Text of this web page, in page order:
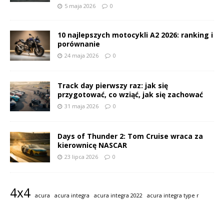
5 maja 2026 0
10 najlepszych motocykli A2 2026: ranking i
porównanie
24 maja 2026 0
Track day pierwszy raz: jak się
przygotować, co wziąć, jak się zachować
31 maja 2026 0
Days of Thunder 2: Tom Cruise wraca za
kierownicę NASCAR
23 lipca 2026 0
4x4 acura acura integra acura integra 2022 acura integra type r